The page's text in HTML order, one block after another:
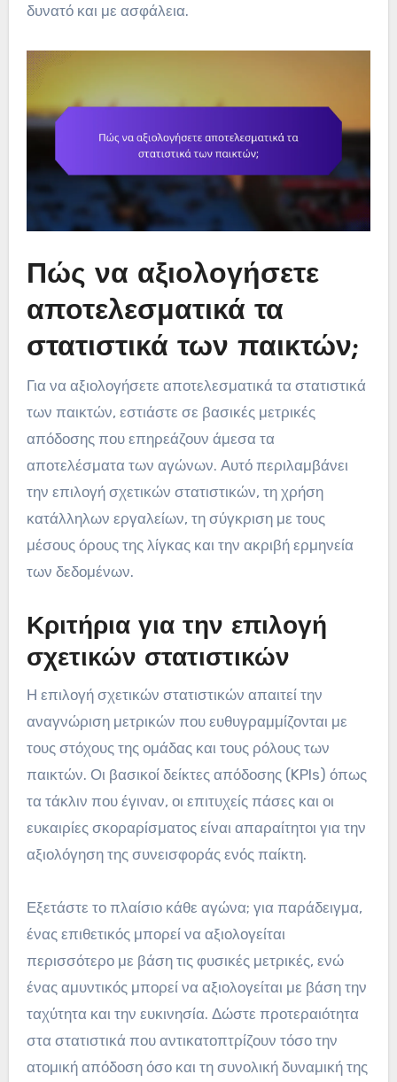
δυνατό και με ασφάλεια.
Πώς να αξιολογήσετε
αποτελεσματικά τα
στατιστικά των παικτών;
Για να αξιολογήσετε αποτελεσματικά τα στατιστικά
των παικτών, εστιάστε σε βασικές μετρικές
απόδοσης που επηρεάζουν άμεσα τα
αποτελέσματα των αγώνων. Αυτό περιλαμβάνει
την επιλογή σχετικών στατιστικών, τη χρήση
κατάλληλων εργαλείων, τη σύγκριση με τους
μέσους όρους της λίγκας και την ακριβή ερμηνεία
των δεδομένων.
Κριτήρια για την επιλογή
σχετικών στατιστικών
Η επιλογή σχετικών στατιστικών απαιτεί την
αναγνώριση μετρικών που ευθυγραμμίζονται με
τους στόχους της ομάδας και τους ρόλους των
παικτών. Οι βασικοί δείκτες απόδοσης (KPIs) όπως
τα τάκλιν που έγιναν, οι επιτυχείς πάσες και οι
ευκαιρίες σκοραρίσματος είναι απαραίτητοι για την
αξιολόγηση της συνεισφοράς ενός παίκτη.
Εξετάστε το πλαίσιο κάθε αγώνα; για παράδειγμα,
ένας επιθετικός μπορεί να αξιολογείται
περισσότερο με βάση τις φυσικές μετρικές, ενώ
ένας αμυντικός μπορεί να αξιολογείται με βάση την
ταχύτητα και την ευκινησία. Δώστε προτεραιότητα
στα στατιστικά που αντικατοπτρίζουν τόσο την
ατομική απόδοση όσο και τη συνολική δυναμική της